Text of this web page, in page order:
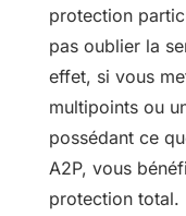
protection
pas oublier la
effet, si vous
multipoints ou
possédant ce
A2P, vous
protection total.